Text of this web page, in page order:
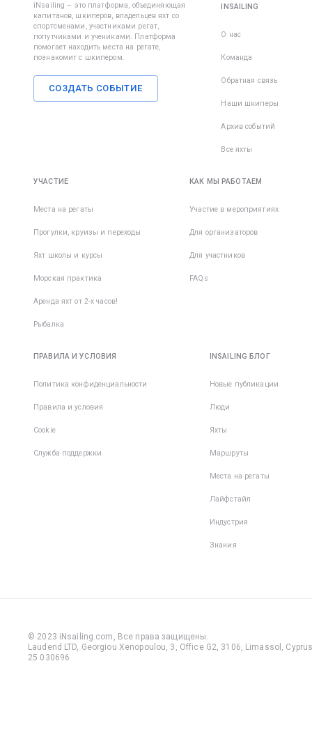
iNsailing – это платформа, объединяющая
капитанов, шкиперов, владельцев яхт со
спортсменами, участниками регат,
попутчиками и учениками. Платформа
помогает находить места на регате,
познакомит с шкипером.
СОЗДАТЬ СОБЫТИЕ
INSAILING
О нас
Команда
Обратная связь
Наши шкиперы
Архив событий
Все яхты
УЧАСТИЕ
Места на регаты
Прогулки, круизы и переходы
Яхт школы и курсы
Морская практика
Аренда яхт от 2-х часов!
Рыбалка
КАК МЫ РАБОТАЕМ
Участие в мероприятиях
Для организаторов
Для участников
FAQs
ПРАВИЛА И УСЛОВИЯ
Политика конфиденциальности
Правила и условия
Cookie
Служба поддержки
INSAILING БЛОГ
Новые публикации
Люди
Яхты
Маршруты
Места на регаты
Лайфстайл
Индустрия
Знания
© 2023 iNsailing.com, Все права защищены.
Laudend LTD, Georgiou Xenopoulou, 3, Office G2, 3106, Limassol,
25 030696